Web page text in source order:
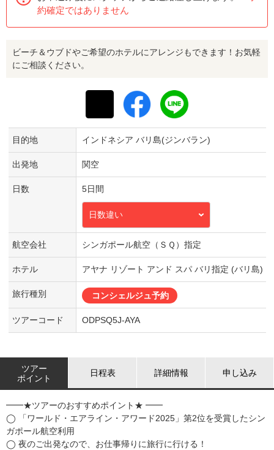
約確定ではありません
ビーチ＆ウブドやご希望のホテルにアレンジもできます！お気軽
にご相談ください。
目的地 インドネシア バリ島(ジンバラン)
出発地 関空
日数 5日間
日数違い
航空会社 シンガポール航空（ＳＱ）指定
ホテル アヤナ リゾート アンド スパ バリ指定 (バリ島)
旅行種別 コンシェルジュ予約
ツアーコード ODPSQ5J-AYA
ツアー
ポイント
日程表 詳細情報 申し込み
━━★ツアーのおすすめポイント★ ━━
◯ 「ワールド・エアライン・アワード2025」第2位を受賞したシン
ガポール航空利用
◯ 夜のご出発なので、お仕事帰りに旅行に行ける！